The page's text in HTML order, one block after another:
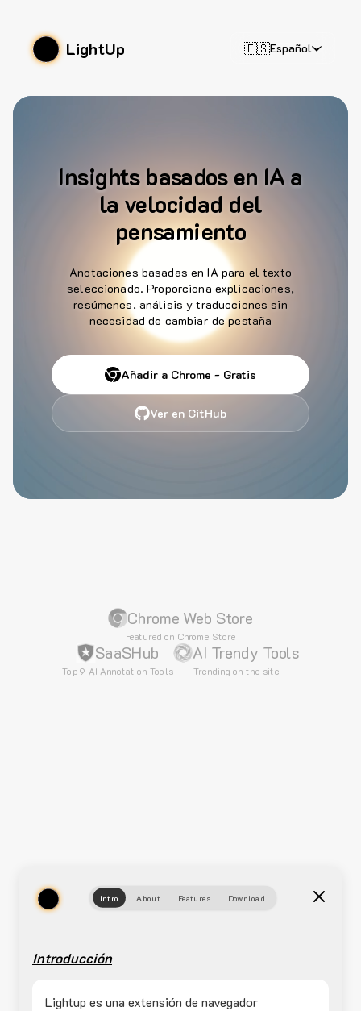
LightUp 🇪🇸Español
Insights basados en IA a
la velocidad del
pensamiento
Anotaciones basadas en IA para el texto
seleccionado. Proporciona explicaciones,
resúmenes, análisis y traducciones sin
necesidad de cambiar de pestaña
Añadir a Chrome - Gratis
Ver en GitHub
Chrome Web Store
Featured on Chrome Store
SaaSHub
Top 9 AI Annotation Tools
AI Trendy Tools
Trending on the site
Intro About Features Download
Introducción
Lightup es una extensión de navegador